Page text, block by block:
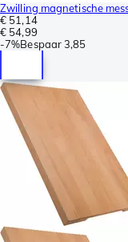
Zwilling magnetische
€ 51,14
€ 54,99
-7%Bespaar3,85